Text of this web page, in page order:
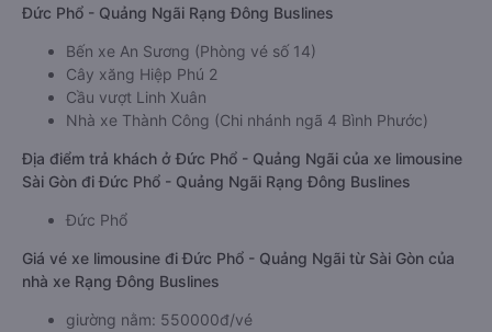
Đức Phổ - Quảng Ngãi Rạng Đông Buslines
Bến xe An Sương (Phòng vé số 14)
Cây xăng Hiệp Phú 2
Cầu vượt Linh Xuân
Nhà xe Thành Công (Chi nhánh ngã 4 Bình Phước)
Địa điểm trả khách ở Đức Phổ - Quảng Ngãi của xe limousine
Sài Gòn đi Đức Phổ - Quảng Ngãi Rạng Đông Buslines
Đức Phổ
Giá vé xe limousine đi Đức Phổ - Quảng Ngãi từ Sài Gòn của
nhà xe Rạng Đông Buslines
giường nằm: 550000đ/vé